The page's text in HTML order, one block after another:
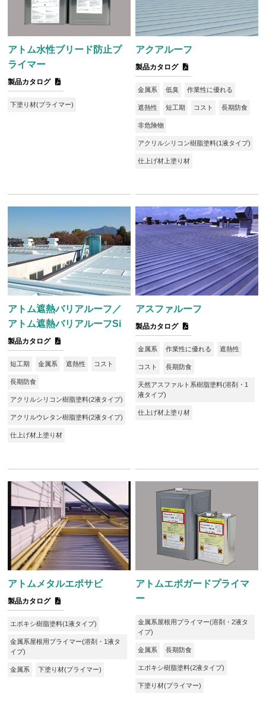
アトム水性ブリード防止プ
ライマー
製品カタログ
下塗り材(プライマー)
アクアルーフ
製品カタログ
金属系 低臭 作業性に優れる
遮熱性 短工期 コスト 長期防食
非危険物
アクリルシリコン樹脂塗料(1液タイプ)
仕上げ材上塗り材
アトム遮熱バリアルーフ／
アトム遮熱バリアルーフSi
製品カタログ
短工期 金属系 遮熱性 コスト
長期防食
アクリルシリコン樹脂塗料(2液タイプ)
アクリルウレタン樹脂塗料(2液タイプ)
仕上げ材上塗り材
アスファルーフ
製品カタログ
金属系 作業性に優れる 遮熱性
コスト 長期防食
天然アスファルト系樹脂塗料(溶剤・1
液タイプ)
仕上げ材上塗り材
アトムメタルエポサビ
製品カタログ
エポキシ樹脂塗料(1液タイプ)
金属系屋根用プライマー(溶剤・1液タ
イプ)
金属系 下塗り材(プライマー)
アトムエポガードプライマ
ー
金属系屋根用プライマー(溶剤・2液タ
イプ)
金属系 長期防食
エポキシ樹脂塗料(2液タイプ)
下塗り材(プライマー)